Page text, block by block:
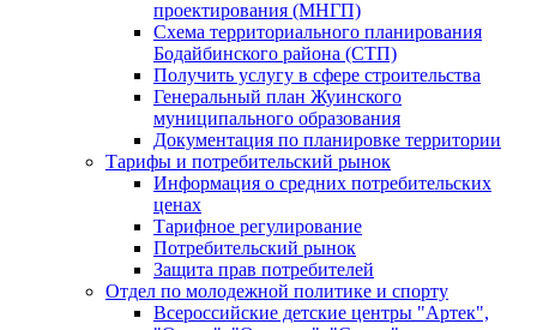
проектирования (МНГП)
Схема территориального планирования
Бодайбинского района (СТП)
Получить услугу в сфере строительства
Генеральный план Жуинского
муниципального образования
Документация по планировке территории
Тарифы и потребительский рынок
Информация о средних потребительских
ценах
Тарифное регулирование
Потребительский рынок
Защита прав потребителей
Отдел по молодежной политике и спорту
Всероссийские детские центры "Артек",